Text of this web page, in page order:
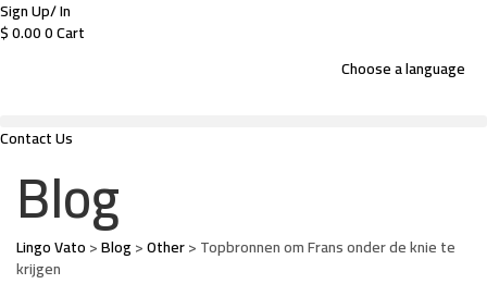
Sign Up/ In
$0.000Cart
Choose a language
Contact Us
Blog
Lingo Vato>Blog>Other>Topbronnen om Frans onder de knie te
krijgen